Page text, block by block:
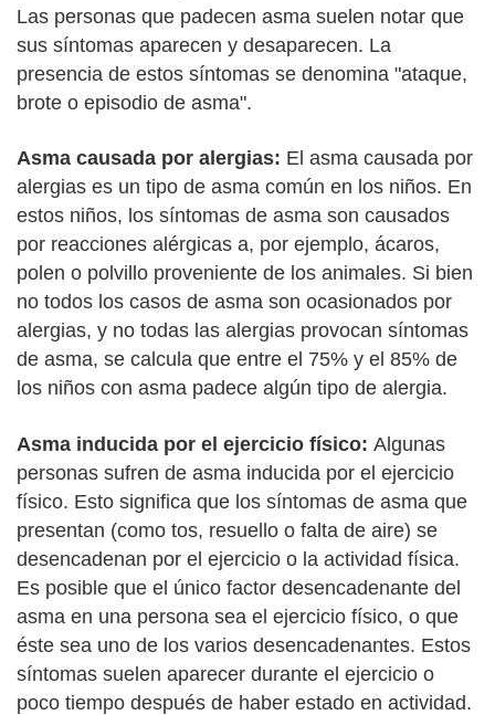
Las personas que padecen asma suelen notar que
sus síntomas aparecen y desaparecen. La
presencia de estos síntomas se denomina "ataque,
brote o episodio de asma".
Asma causada por alergias: El asma causada por
alergias es un tipo de asma común en los niños. En
estos niños, los síntomas de asma son causados
por reacciones alérgicas a, por ejemplo, ácaros,
polen o polvillo proveniente de los animales. Si bien
no todos los casos de asma son ocasionados por
alergias, y no todas las alergias provocan síntomas
de asma, se calcula que entre el 75% y el 85% de
los niños con asma padece algún tipo de alergia.
Asma inducida por el ejercicio físico: Algunas
personas sufren de asma inducida por el ejercicio
físico. Esto significa que los síntomas de asma que
presentan (como tos, resuello o falta de aire) se
desencadenan por el ejercicio o la actividad física.
Es posible que el único factor desencadenante del
asma en una persona sea el ejercicio físico, o que
éste sea uno de los varios desencadenantes. Estos
síntomas suelen aparecer durante el ejercicio o
poco tiempo después de haber estado en actividad.